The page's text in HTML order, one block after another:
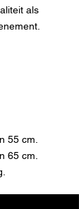
als
55 cm.
65 cm.